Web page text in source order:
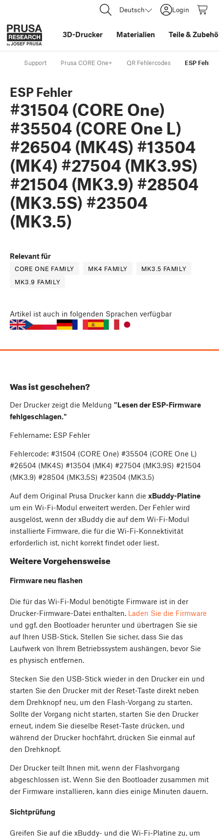
Deutsch Login
3D-Drucker Materialien Teile&
Support Prusa CORE One+ QR Fehlercodes ESP
ESP Fehler
#31504 (CORE One)
#35504 (CORE One L)
#26504 (MK4S) #13504
(MK4) #27504 (MK3.9S)
#21504 (MK3.9) #28504
(MK3.5S) #23504
(MK3.5)
Relevant für
CORE ONE FAMILY MK4 FAMILY
MK3.5 FAMILY
MK3.9 FAMILY
Artikel ist auch in folgenden Sprachen verfügbar
Was ist geschehen?
Der Drucker zeigt die Meldung "Lesen der ESP-Firmware
fehlgeschlagen."
Fehlername: ESP Fehler
Fehlercode: #31504 (CORE One) #35504 (CORE One L)
#26504 (MK4S) #13504 (MK4) #27504 (MK3.9S) #21504
(MK3.9) #28504 (MK3.5S) #23504 (MK3.5)
Auf dem Original Prusa Drucker kann die xBuddy-Platine
um ein Wi-Fi-Modul erweitert werden. Der Fehler wird
ausgelöst, wenn der xBuddy die auf dem Wi-Fi-Modul
installierte Firmware, die für die Wi-Fi-Konnektivität
erforderlich ist, nicht korrekt findet oder liest.
Weitere Vorgehensweise
Firmware neu flashen
Die für das Wi-Fi-Modul benötigte Firmware ist in der
Drucker-Firmware-Datei enthalten. Laden Sie die Firmware
und ggf. den Bootloader herunter und übertragen Sie sie
auf Ihren USB-Stick. Stellen Sie sicher, dass Sie das
Laufwerk von Ihrem Betriebssystem aushängen, bevor Sie
es physisch entfernen.
Stecken Sie den USB-Stick wieder in den Drucker ein und
starten Sie den Drucker mit der Reset-Taste direkt neben
dem Drehknopf neu, um den Flash-Vorgang zu starten.
Sollte der Vorgang nicht starten, starten Sie den Drucker
erneut, indem Sie dieselbe Reset-Taste drücken, und
während der Drucker hochfährt, drücken Sie einmal auf
den Drehknopf.
Der Drucker teilt Ihnen mit, wenn der Flashvorgang
abgeschlossen ist. Wenn Sie den Bootloader zusammen mit
der Firmware installieren, kann dies einige Minuten dauern.
Sichtprüfung
Greifen Sie auf die xBuddy- und die Wi-Fi-Platine zu, um